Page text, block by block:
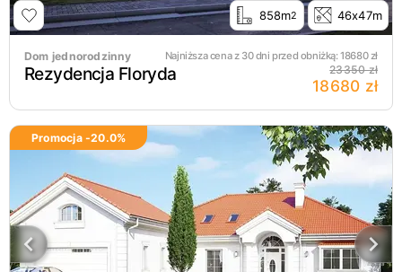
858m2 46x47m
Dom jednorodzinny Najniższa cena z 30 dni przed obniżką:18680zł
Rezydencja Floryda 23350 zł
18680 zł
Promocja -20.0%